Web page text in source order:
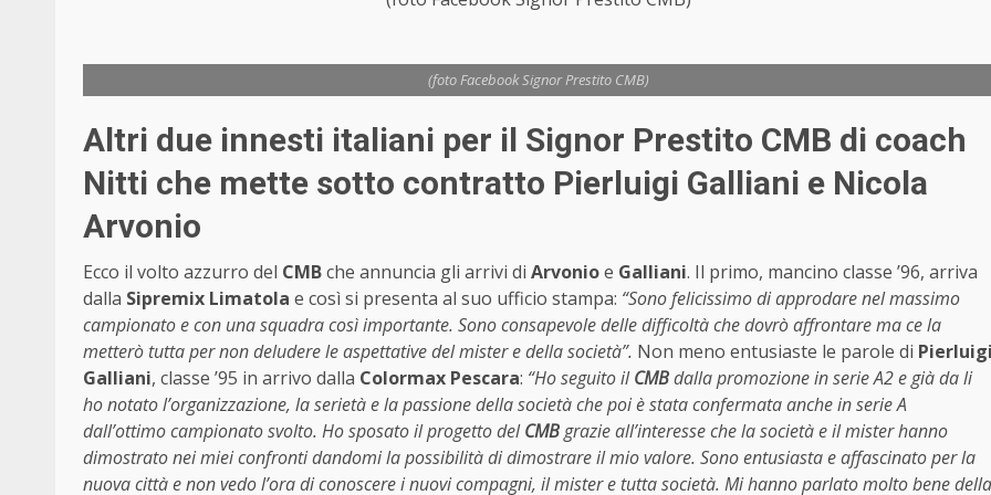
(foto Facebook Signor Prestito CMB)
Altri due innesti italiani per il Signor Prestito CMB di coach
Nitti che mette sotto contratto Pierluigi Galliani e Nicola
Arvonio
Ecco il volto azzurro del CMBche annuncia gli arrivi di Arvonioe Galliani. Il primo, mancino classe ’96, arriva
dalla Sipremix Limatola e così si presenta al suo ufficio stampa: “Sono felicissimo di approdare nel massimo
campionato e con una squadra così importante. Sono consapevole delle difficoltà che dovrò affrontare ma ce la
metterò tutta per non deludere le aspettative del mister e della società”. Non meno entusiaste le parole di
Galliani, classe ’95 in arrivo dalla Colormax Pescara: “Ho seguito ilCMBdalla promozione in serie A2 e già da li
ho notato l’organizzazione, la serietà e la passione della società che poi è stata confermata anche in serie A
dall’ottimo campionato svolto. Ho sposato il progetto delCMBgrazie all’interesse che la società e il mister hanno
dimostrato nei miei confronti dandomi la possibilità di dimostrare il mio valore. Sono entusiasta e affascinato per la
nuova città e non vedo l’ora di conoscere i nuovi compagni, il mister e tutta società. Mi hanno parlato molto bene della